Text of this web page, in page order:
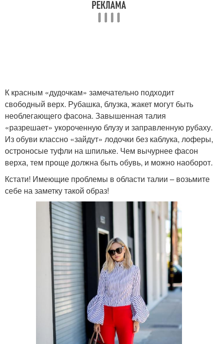
К красным «дудочкам» замечательно подходит
свободный верх. Рубашка, блузка, жакет могут быть
необлегающего фасона. Завышенная талия
«разрешает» укороченную блузу и заправленную рубаху.
Из обуви классно «зайдут» лодочки без каблука, лоферы,
остроносые туфли на шпильке. Чем вычурнее фасон
верха, тем проще должна быть обувь, и можно наоборот.
Кстати! Имеющие проблемы в области талии – возьмите
себе на заметку такой образ!